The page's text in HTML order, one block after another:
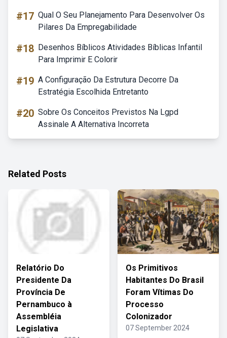
#17 Qual O Seu Planejamento Para Desenvolver Os
Pilares Da Empregabilidade
#18 Desenhos Bíblicos Atividades Bíblicas Infantil
Para Imprimir E Colorir
#19 A Configuração Da Estrutura Decorre Da
Estratégia Escolhida Entretanto
#20 Sobre Os Conceitos Previstos Na Lgpd
Assinale A Alternativa Incorreta
Related Posts
Relatório Do
Presidente Da
Província De
Pernambuco à
Assembléia
Legislativa
Os Primitivos
Habitantes Do Brasil
Foram Vítimas Do
Processo
Colonizador
07 September 2024